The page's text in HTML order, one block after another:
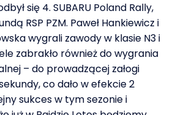
się 4. SUBARU Poland Rally,
RSP PZM. Paweł Hankiewicz i
wygrali zawody w klasie N3 i
zabrakło również do wygrania
– do prowadzącej załogi
co dało w efekcie 2
sukces w tym sezonie i